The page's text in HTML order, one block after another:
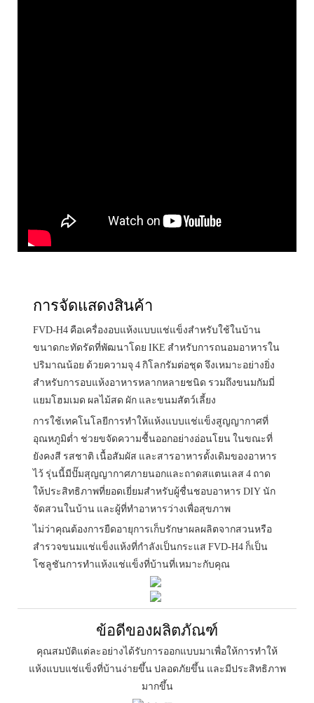
การจัดแสดงสินค้า
FVD-H4 คือเครื่องอบแห้งแบบแช่แข็งสำหรับใช้ในบ้าน
ขนาดกะทัดรัดที่พัฒนาโดย IKE สำหรับการถนอมอาหารใน
ปริมาณน้อย ด้วยความจุ 4 กิโลกรัมต่อชุด จึงเหมาะอย่างยิ่ง
สำหรับการอบแห้งอาหารหลากหลายชนิด รวมถึงขนมกัมมี่
แยมโฮมเมด ผลไม้สด ผัก และขนมสัตว์เลี้ยง
การใช้เทคโนโลยีการทำให้แห้งแบบแช่แข็งสูญญากาศที่
อุณหภูมิต่ำ ช่วยขจัดความชื้นออกอย่างอ่อนโยน ในขณะที่
ยังคงสี รสชาติ เนื้อสัมผัส และสารอาหารดั้งเดิมของอาหาร
ไว้ รุ่นนี้มีปั๊มสุญญากาศภายนอกและถาดสแตนเลส 4 ถาด
ให้ประสิทธิภาพที่ยอดเยี่ยมสำหรับผู้ชื่นชอบอาหาร DIY นัก
จัดสวนในบ้าน และผู้ที่ทำอาหารว่างเพื่อสุขภาพ
ไม่ว่าคุณต้องการยืดอายุการเก็บรักษาผลผลิตจากสวนหรือ
สำรวจขนมแช่แข็งแห้งที่กำลังเป็นกระแส FVD-H4 ก็เป็น
โซลูชันการทำแห้งแช่แข็งที่บ้านที่เหมาะกับคุณ
ข้อดีของผลิตภัณฑ์
คุณสมบัติแต่ละอย่างได้รับการออกแบบมาเพื่อให้การทำให้
แห้งแบบแช่แข็งที่บ้านง่ายขึ้น ปลอดภัยขึ้น และมีประสิทธิภาพ
มากขึ้น